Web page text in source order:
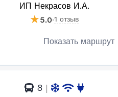
ИП Некрасов И.А.
★5.0·1 отзыв
Показать маршрут
8 |